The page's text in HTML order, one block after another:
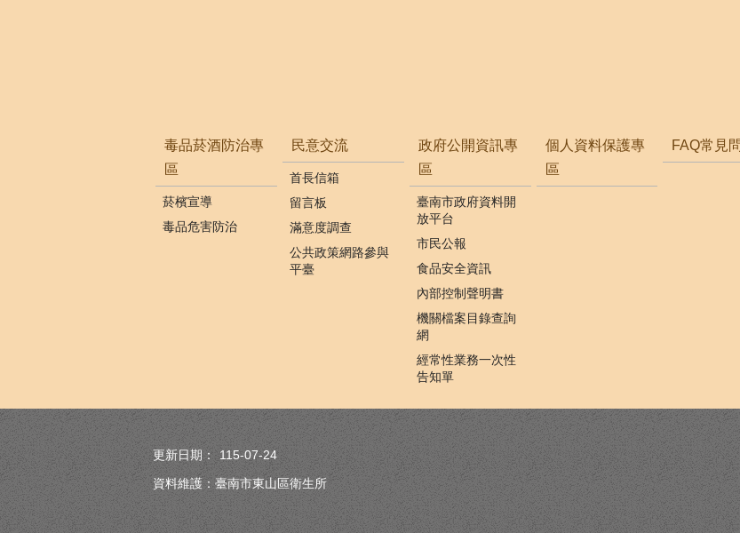
毒品菸酒防治專
區
菸檳宣導
毒品危害防治
民意交流
首長信箱
留言板
滿意度調查
公共政策網路參與
平臺
政府公開資訊專
區
臺南市政府資料開
放平台
市民公報
食品安全資訊
內部控制聲明書
機關檔案目錄查詢
網
經常性業務一次性
告知單
個人資料保護專
區
FAQ常見
更新日期：
115-07-24
資料維護：臺南市東山區衛生所